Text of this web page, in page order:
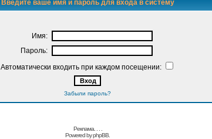
Введите ваше имя и пароль для входа в систему
Имя:
Пароль:
Автоматически входить при каждом посещении:
Забыли пароль?
Реклама. . .
Powered byphpBB.